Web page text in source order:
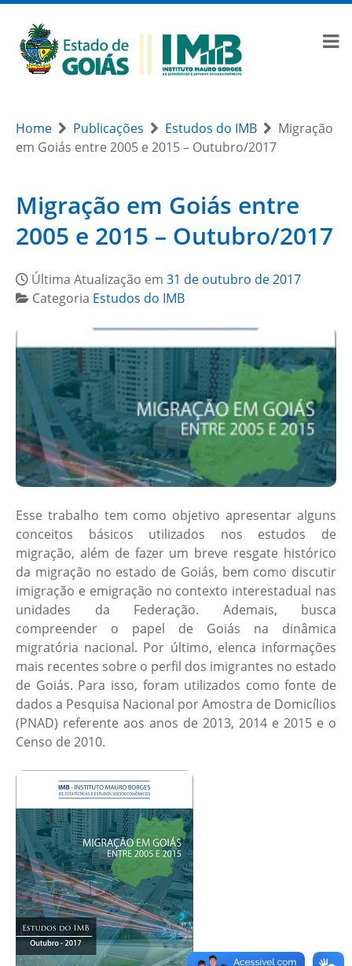
Home Publicações Estudos do IMB
Migração
em Goiás entre 2005 e 2015 – Outubro/2017
Migração em Goiás entre
2005 e 2015 – Outubro/2017
Última Atualização em 31 de outubro de 2017
Categoria Estudos do IMB
Esse trabalho tem como objetivo apresentar alguns
conceitos básicos utilizados nos estudos de
migração, além de fazer um breve resgate histórico
da migração no estado de Goiás, bem como discutir
imigração e emigração no contexto interestadual nas
unidades da Federação. Ademais, busca
compreender o papel de Goiás na dinâmica
migratória nacional. Por último, elenca informações
mais recentes sobre o perfil dos imigrantes no estado
de Goiás. Para isso, foram utilizados como fonte de
dados a Pesquisa Nacional por Amostra de Domicílios
(PNAD) referente aos anos de 2013, 2014 e 2015 e o
Censo de 2010.